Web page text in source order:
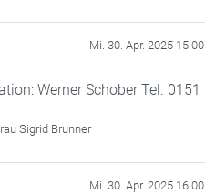
Mi. 30. Apr. 2025 15:00
Werner Schober Tel. 0151
Sigrid Brunner
Mi. 30. Apr. 2025 16:00